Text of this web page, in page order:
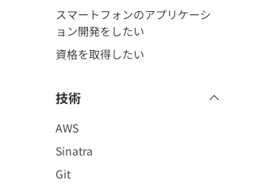
スマートフォンのアプリケーシ
ョン開発をしたい
資格を取得したい
技術
AWS
Sinatra
Git